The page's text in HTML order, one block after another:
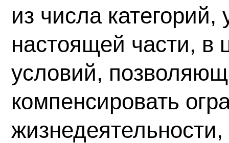
из числа категорий,
настоящей части, в
условий,
компенсировать